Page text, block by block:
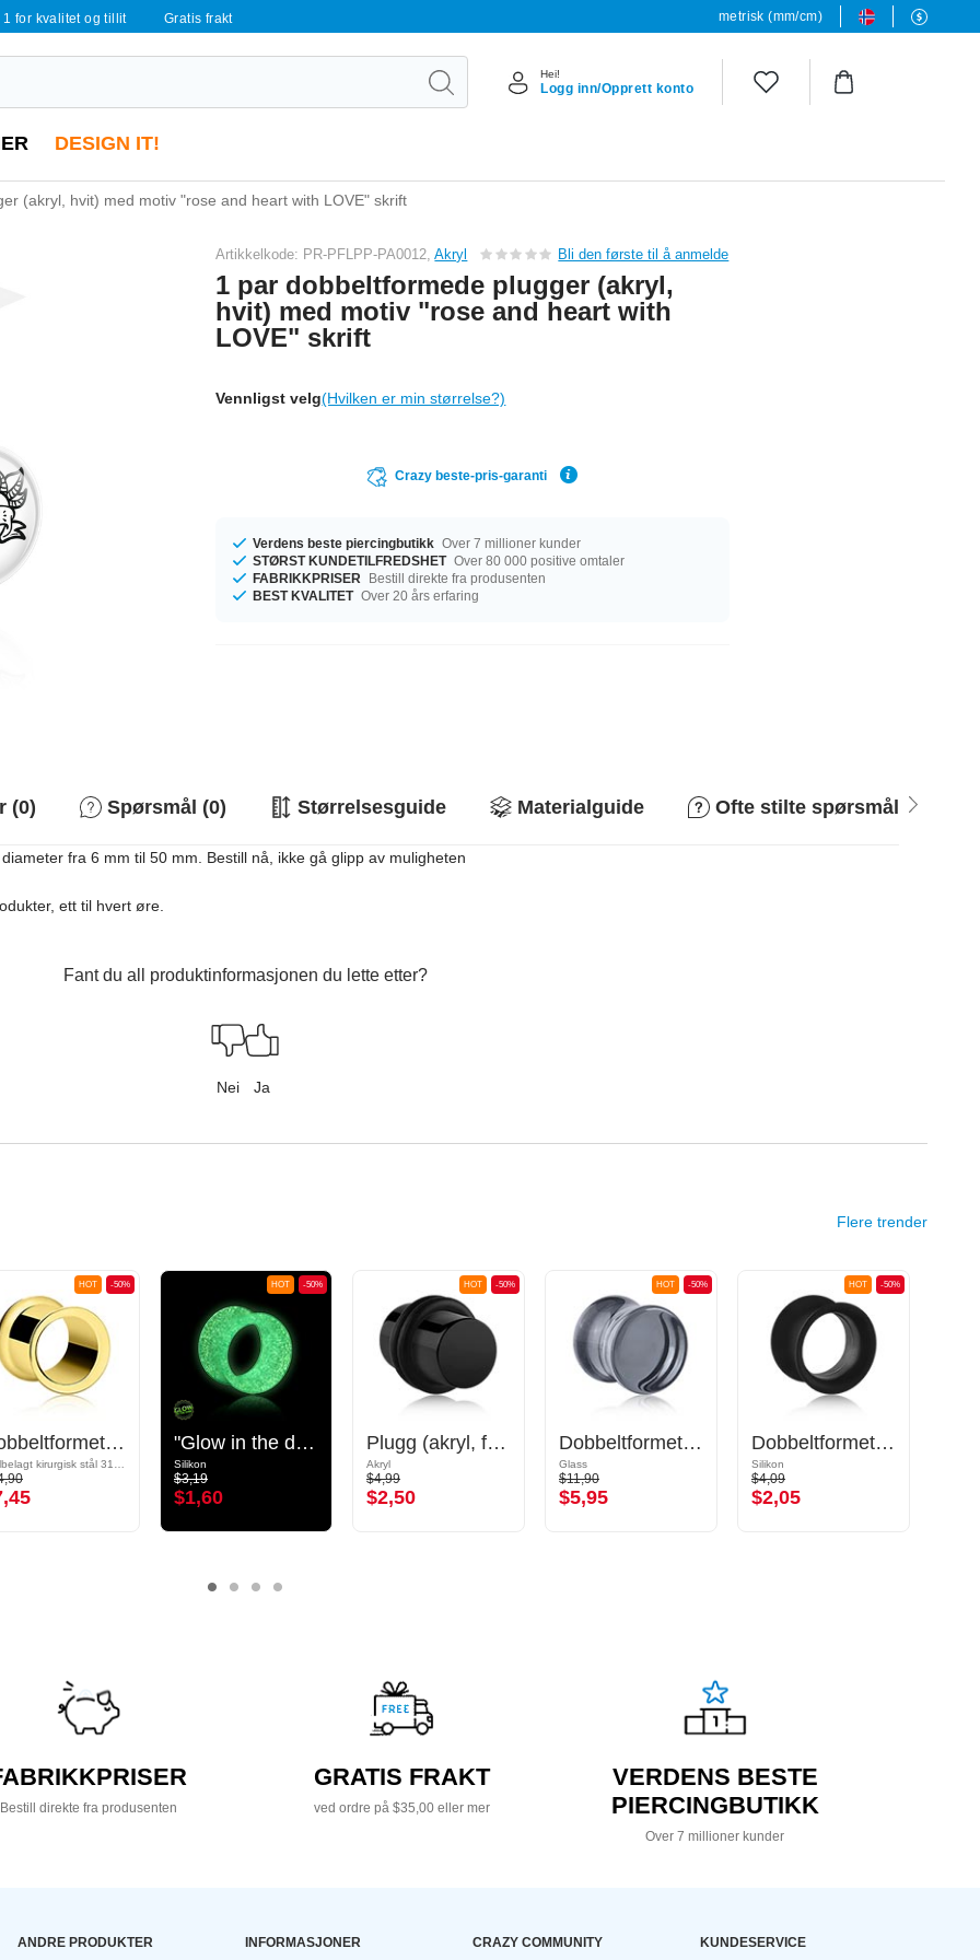
1 for kvalitet og tillit Gratis frakt metrisk (mm/cm)
Hei!
Logg inn/Opprett konto
DESIGN IT!
(akryl, hvit) med motiv "rose and heart with LOVE" skrift
Artikkelkode: PR-PFLPP-PA0012,Akryl Bli den første til å anmelde
1 par dobbeltformede plugger (akryl,
hvit) med motiv "rose and heart with
LOVE" skrift
Vennligst velg(Hvilken er min størrelse?)
Crazy beste-pris-garanti
Verdens beste piercingbutikk Over 7 millioner kunder
STØRST KUNDETILFREDSHET Over 80 000 positive omtaler
FABRIKKPRISER
Bestill direkte fra produsenten
BEST KVALITET Over 20 års erfaring
(0) Spørsmål (0) Størrelsesguide Materialguide Ofte stilte spørsmål
fra 6 mm til 50 mm. Bestill nå, ikke gå glipp av muligheten
ett til hvert øre.
Fant du all produktinformasjonen du lette etter?
Nei Ja
Flere trender
-50%
HOT
Dobbeltformet tunnel (kirurgisk stål, gull, skinnende finish)
-50%
HOT
"Glow in the dark" double flared tunnel (silicone, various colours)
Silikon
$3,19
$1,60
-50%
HOT
Plugg (akryl, forskjellige farger) med O-ringer
Akryl
$4,99
$2,50
-50%
HOT
Dobbeltformet plugg (glass, forskjellige farger)
Glass
$11,90
$5,95
-50%
HOT
Dobbeltformet tunnel (silikon, forskjellige farger)
Silikon
$4,09
$2,05
Bestill direkte fra produsenten
GRATIS FRAKT
ved ordre på $35,00 eller mer
VERDENS BESTE
PIERCINGBUTIKK
Over 7 millioner kunder
ANDRE PRODUKTER INFORMASJONER CRAZY COMMUNITY KUNDESERVICE